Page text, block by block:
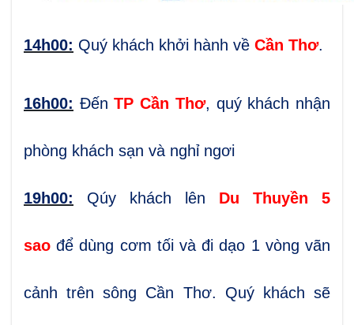
14h00: Quý khách khởi hành về Cần Thơ.
16h00: ĐếnTP Cần Thơ, quý khách nhận
phòng khách sạn và nghỉ ngơi
19h00: Qúy khách lên Du Thuyền 5
sao để dùng cơm tối và đi dạo 1 vòng vãn
cảnh trên sông Cần Thơ. Quý khách sẽ